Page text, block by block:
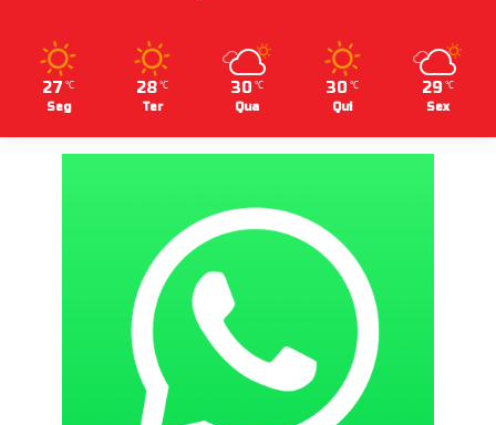
27 ℃
Seg
28 ℃
Ter
30 ℃
Qua
30 ℃
Qui
29 ℃
Sex